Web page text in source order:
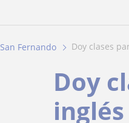
San Fernando doy clases
Doy
inglés